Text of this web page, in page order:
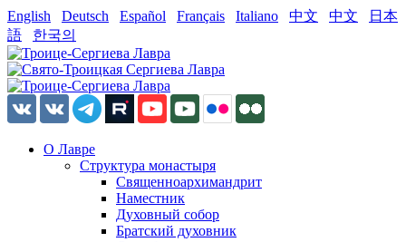
English Deutsch Español Français Italiano 中文 中文
日本
語
한국의
О Лавре
Структура монастыря
Священноархимандрит
Наместник
Духовный собор
Братский духовник